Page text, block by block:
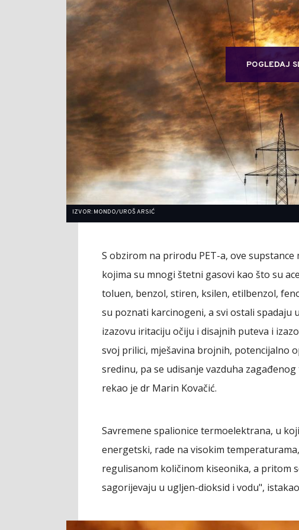
POGLEDAJ
IZVOR: MONDO/UROŠ ARSIĆ
S obzirom na prirodu PET-a, ove
kojima su mnogi štetni gasovi kao što su
toluen, benzol, stiren, ksilen, etilbenzol,
su poznati karcinogeni, a svi ostali
izazovu iritaciju očiju i disajnih puteva i
svoj prilici, mješavina brojnih, potencijalno
sredinu, pa se udisanje vazduha
rekao je dr Marin Kovačić.
Savremene spalionice termoelektrana, u
energetski, rade na visokim
regulisanom količinom kiseonika, a pritom
sagorijevaju u ugljen-dioksid i vodu",